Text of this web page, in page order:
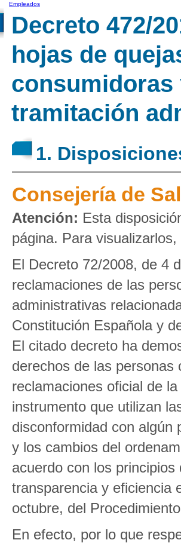
Empleados
Decreto 472/
hojas de
consumidoras
tramitación
1.
Consejería de
Atención: Esta
página. Para
El Decreto 72/2008, de 4
reclamaciones de las
administrativas
Constitución Española y
El citado decreto ha
derechos de las
reclamaciones oficial de
instrumento que utilizan
disconformidad con algún
y los cambios del
acuerdo con los
transparencia y eficiencia
octubre, del
En efecto, por lo que